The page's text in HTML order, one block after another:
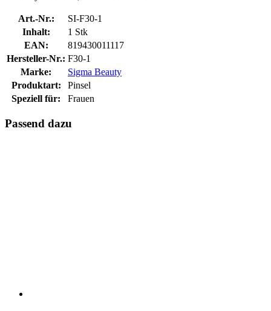
Art.-Nr.:
SI-F30-1
Inhalt:
1 Stk
EAN:
819430011117
Hersteller-Nr.: F30-1
Marke:
Sigma Beauty
Produktart:
Pinsel
Speziell für:
Frauen
Passend dazu